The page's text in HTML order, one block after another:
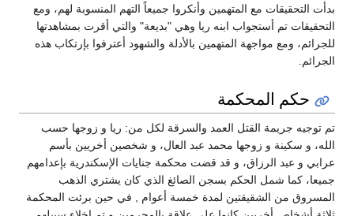
بدأت التحقيقات مع المتهمين وأنكروا جميعاً التهم المنسوبة لهم، ومع
التحقيقات تم أستجواب ابنه ريا وهي "بديعة" والتي أقرت بمشاهدتها
للجرائم، ومع مواجهة المتهمين بالأدلة والشهود أعترفوا بإرتكاب هذه
الجرائم.
حكم المحكمة
تم توجيه جريمة القتل العمد والسرقة لكل من: ريا و زوجها حسب
الله، و سكينة و زوجها محمد عبد العال، و شخصين أخريين بأسم
عرابي و عبد الرزاق، و قد قضت محكمة جنايات الإسكندرية بإعدامهم
جميعا، كما شمل الحكم بسجن الصائغ الذي كان يشتري الذهب
المسروق من الشقيقتين لمدة خمسة أعوام , في حين برئت المحكمة